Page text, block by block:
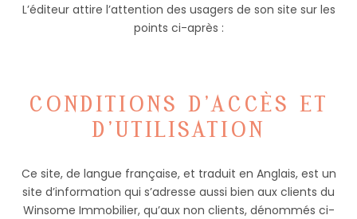
L’éditeur attire l’attention des usagers de son site sur les
points ci-après :
CONDITIONS D’ACCÈS ET
D’UTILISATION
Ce site, de langue française, et traduit en Anglais, est un
site d’information qui s’adresse aussi bien aux clients du
Winsome Immobilier, qu’aux non clients, dénommés ci-